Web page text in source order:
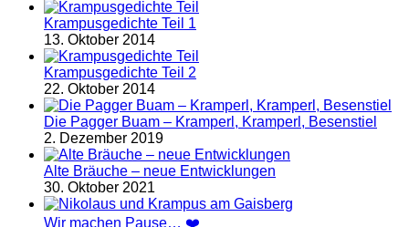
Krampusgedichte Teil 1
13. Oktober 2014
Krampusgedichte Teil 2
22. Oktober 2014
Die Pagger Buam – Kramperl, Kramperl, Besenstiel
2. Dezember 2019
Alte Bräuche – neue Entwicklungen
30. Oktober 2021
Wir machen Pause… ❤️